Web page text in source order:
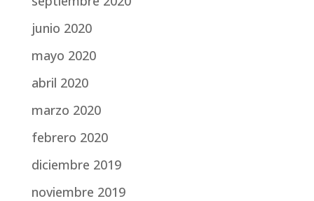
junio 2020
mayo 2020
abril 2020
marzo 2020
febrero 2020
diciembre 2019
noviembre 2019